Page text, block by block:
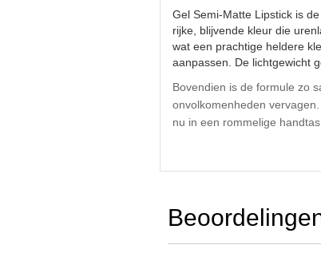
Gel Semi-Matte Lipstick is
rijke, blijvende kleur die
wat een prachtige heldere
aanpassen. De lichtgewicht
Bovendien is de formule zo
onvolkomenheden
nu in een rommelige